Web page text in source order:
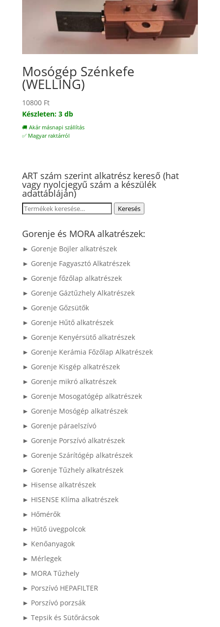
Mosógép Szénkefe
(WELLING)
10800 Ft
Készleten: 3 db
🚚 Akár másnapi szállítás
✅ Magyar raktárról
ART szám szerint alkatrész kereső (hat
vagy nyolcjegyű szám a készülék
adattábláján)
Keresés
következőre:
Keresés
Gorenje és MORA alkatrészek:
► Gorenje Bojler alkatrészek
► Gorenje Fagyasztó Alkatrészek
► Gorenje főzőlap alkatrészek
► Gorenje Gáztűzhely Alkatrészek
► Gorenje Gőzsütők
► Gorenje Hűtő alkatrészek
► Gorenje Kenyérsütő alkatrészek
► Gorenje Kerámia Főzőlap Alkatrészek
► Gorenje Kisgép alkatrészek
► Gorenje mikró alkatrészek
► Gorenje Mosogatógép alkatrészek
► Gorenje Mosógép alkatrészek
► Gorenje páraelszívó
► Gorenje Porszívó alkatrészek
► Gorenje Szárítógép alkatrészek
► Gorenje Tűzhely alkatrészek
► Hisense alkatrészek
► HISENSE Klíma alkatrészek
► Hőmérők
► Hűtő üvegpolcok
► Kenőanyagok
► Mérlegek
► MORA Tűzhely
► Porszívó HEPAFILTER
► Porszívó porzsák
► Tepsik és Sütőrácsok